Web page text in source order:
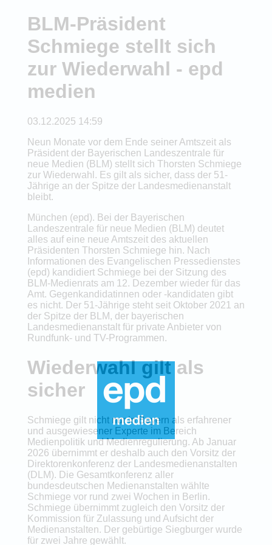
BLM-Präsident
Schmiege stellt sich
zur Wiederwahl - epd
medien
03.12.2025 14:59
Neun Monate vor dem Ende seiner Amtszeit als
Präsident der Bayerischen Landeszentrale für
neue Medien (BLM) stellt sich Thorsten Schmiege
zur Wiederwahl. Es gilt als sicher, dass der 51-
Jährige an der Spitze der Landesmedienanstalt
bleibt.
München (epd). Bei der Bayerischen
Landeszentrale für neue Medien (BLM) deutet
alles auf eine neue Amtszeit des aktuellen
Präsidenten Thorsten Schmiege hin. Nach
Informationen des Evangelischen Pressedienstes
(epd) kandidiert Schmiege bei der Sitzung des
BLM-Medienrats am 12. Dezember wieder für das
Amt. Gegenkandidatinnen oder -kandidaten gibt
es nicht. Der 51-Jährige steht seit Oktober 2021 an
der Spitze der BLM, der bayerischen
Landesmedienanstalt für private Anbieter von
Rundfunk- und TV-Programmen.
Wiederwahl gilt als
sicher
Schmiege gilt nicht nur in Bayern als erfahrener
und ausgewiesener Experte im Bereich
Medienpolitik und Medienregulierung. Ab Januar
2026 übernimmt er deshalb auch den Vorsitz der
Direktorenkonferenz der Landesmedienanstalten
(DLM). Die Gesamtkonferenz aller
bundesdeutschen Medienanstalten wählte
Schmiege vor rund zwei Wochen in Berlin.
Schmiege übernimmt zugleich den Vorsitz der
Kommission für Zulassung und Aufsicht der
Medienanstalten. Der gebürtige Siegburger wurde
für zwei Jahre gewählt.